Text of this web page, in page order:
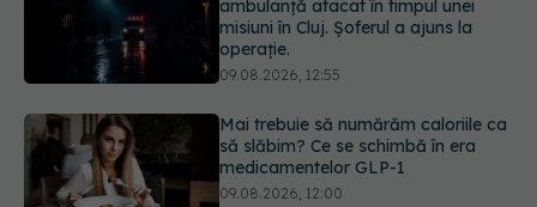
Mai trebuie să numărăm caloriile ca
să slăbim? Ce se schimbă în era
medicamentelor GLP-1
Dieta care îți distruge creierul,
potrivit cercetătorilor de la Harvard